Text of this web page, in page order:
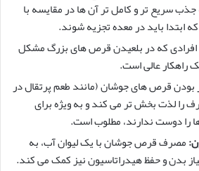
سریع تر و کامل تر آن ها در مقایسه با
باید در معده تجزیه شوند.
افرادی که در بلعیدن قرص های بزرگ مشکل
راهکار عالی است.
بودن قرص های جوشان (مانند طعم پرتقال در
را لذت بخش تر می کند و به ویژه برای
را دوست ندارند، مطلوب است.
مصرف قرص جوشان با یک لیوان آب، به
بدن و حفظ هیدراتاسیون نیز کمک می کند.